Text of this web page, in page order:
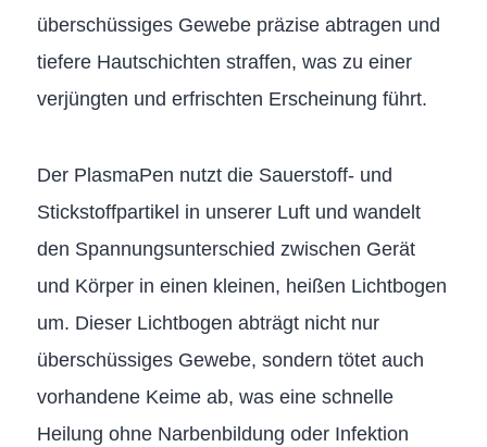
überschüssiges Gewebe präzise abtragen und
tiefere Hautschichten straffen, was zu einer
verjüngten und erfrischten Erscheinung führt.
Der PlasmaPen nutzt die Sauerstoff- und
Stickstoffpartikel in unserer Luft und wandelt
den Spannungsunterschied zwischen Gerät
und Körper in einen kleinen, heißen Lichtbogen
um. Dieser Lichtbogen abträgt nicht nur
überschüssiges Gewebe, sondern tötet auch
vorhandene Keime ab, was eine schnelle
Heilung ohne Narbenbildung oder Infektion